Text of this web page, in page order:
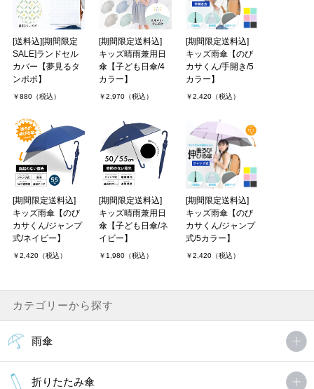
[送料込][期間限定
SALE]ランドセル
カバー【夢見るタ
ンポポ】
￥880（税込）
[期間限定送料込]
キッズ晴雨兼用日
傘【子ども日傘/4
カラー】
￥2,970（税込）
[期間限定送料込]
キッズ雨傘【のび
カサくん/手開き/5
カラー】
￥2,420（税込）
[期間限定送料込]
キッズ雨傘【のび
カサくん/ジャンプ
式/ネイビー】
￥2,420（税込）
[期間限定送料込]
キッズ晴雨兼用日
傘【子ども日傘/ネ
イビー】
￥1,980（税込）
[期間限定送料込]
キッズ雨傘【のび
カサくん/ジャンプ
式/5カラー】
￥2,420（税込）
カテゴリーから探す
雨傘
折りたたみ傘